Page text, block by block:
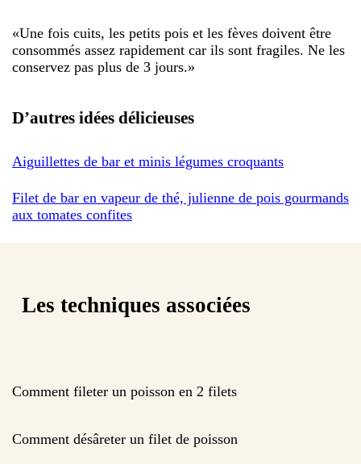
«Une fois cuits, les petits pois et les fèves doivent être
consommés assez rapidement car ils sont fragiles. Ne les
conservez pas plus de 3 jours.»
D’autres idées délicieuses
Aiguillettes de bar et minis légumes croquants
Filet de bar en vapeur de thé, julienne de pois gourmands
aux tomates confites
Les techniques associées
Comment fileter un poisson en 2 filets
Comment désâreter un filet de poisson